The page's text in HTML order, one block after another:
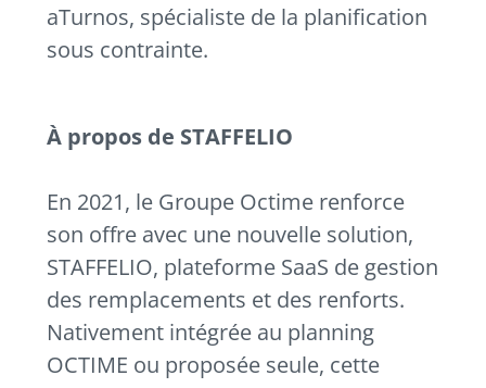
aTurnos, spécialiste de la planification
sous contrainte.
À propos de STAFFELIO
En 2021, le Groupe Octime renforce
son offre avec une nouvelle solution,
STAFFELIO, plateforme SaaS de gestion
des remplacements et des renforts.
Nativement intégrée au planning
OCTIME ou proposée seule, cette